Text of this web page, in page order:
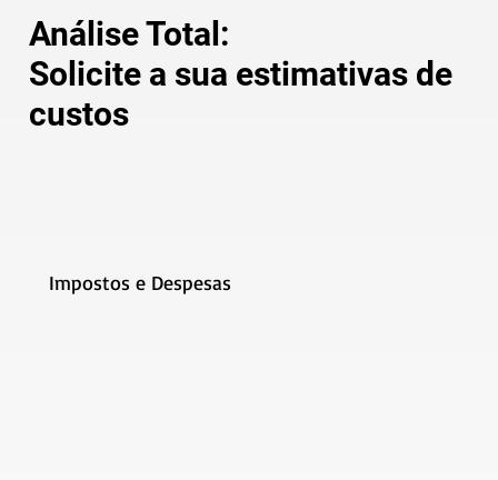
Análise Total:
Solicite a sua estimativas de
custos
Impostos e Despesas